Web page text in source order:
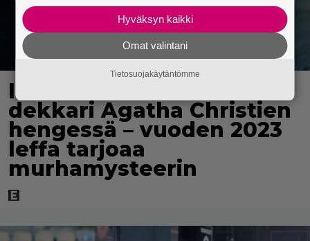
Illalla tv:ssä: Perinteinen
dekkari Agatha Christien
hengessä – vuoden 2023
leffa tarjoaa
murhamysteerin
Hyväksyn kaikki
Omat valintani
Tietosuojakäytäntömme